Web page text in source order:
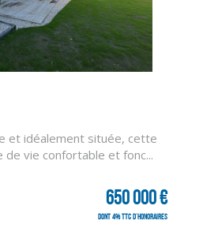
POUR AGRANDIR
et idéalement située, cette
de vie confortable et fonc...
650 000 €
dont 4% TTC d'honoraires